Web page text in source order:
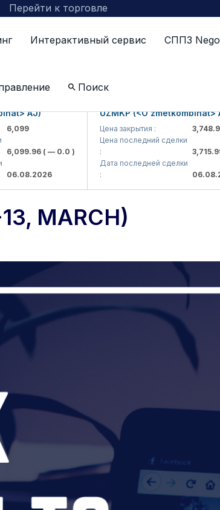
Перейти к торговле
Интерактивный сервис СППЗ Nego
Поиск
results (9-13, March)
( — 0.0 )
UZMKP (<O'zmetkombinat> AJ)
Цена закрытия :
3,748.99
Цена последний сделки
:
( — 0.0 )
Дата последней сделки
06.08.2026
MARCH)